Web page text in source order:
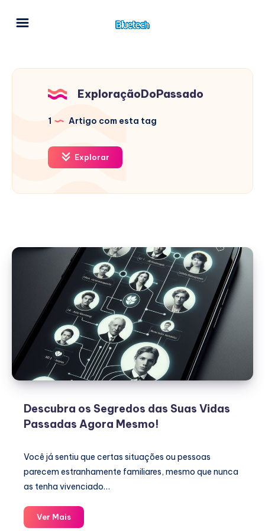
ExploraçãoDoPassado
1 Artigo com esta tag
Explorar
Descubra os Segredos das Suas Vidas
Passadas Agora Mesmo!
Você já sentiu que certas situações ou pessoas
parecem estranhamente familiares, mesmo que nunca
as tenha vivenciado…
Ver MaisDescubra